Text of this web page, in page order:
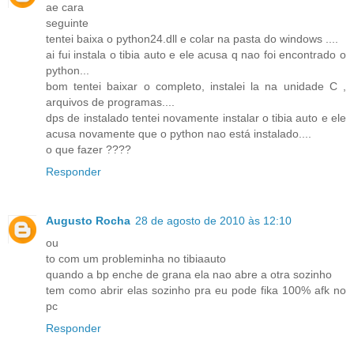
ae cara
seguinte
tentei baixa o python24.dll e colar na pasta do windows ....
ai fui instala o tibia auto e ele acusa q nao foi encontrado o
python...
bom tentei baixar o completo, instalei la na unidade C ,
arquivos de programas....
dps de instalado tentei novamente instalar o tibia auto e ele
acusa novamente que o python nao está instalado....
o que fazer ????
Responder
Augusto Rocha 28 de agosto de 2010 às 12:10
ou
to com um probleminha no tibiaauto
quando a bp enche de grana ela nao abre a otra sozinho
tem como abrir elas sozinho pra eu pode fika 100% afk no
pc
Responder